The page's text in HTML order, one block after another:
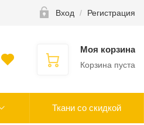
Вход / Регистрация
Моя корзина
Корзина пуста
Ткани со скидкой